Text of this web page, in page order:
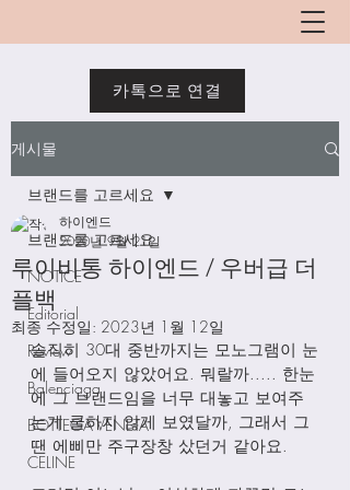
카톡으로 연결
게시물
브랜드를 고르세요
NOTICE
Editorial
Review
Balenciaga
BOTTEGA VENETA
CELINE
브랜드를 고르세요
루이비통 하이엔드 / 우버급 더
플백
하이엔드
2020년 9월 21일
최종 수정일: 2023년 1월 12일
솔직히 30대 중반까지는 모노그램이 눈
에 들어오지 않았어요. 뭐랄까..... 한눈
에 그 브랜드임을 너무 대놓고 보여주
는게 쿨하지 않게 보였달까, 그래서 그
땐 에삐만 주구장창 샀던거 같아요.